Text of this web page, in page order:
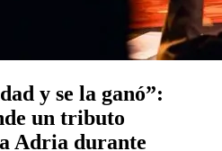
y se la ganó”:
un tributo
Adria durante